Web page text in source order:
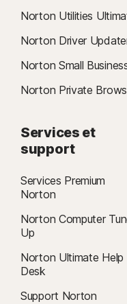
Norton Utilities
Norton Driver
Norton Small
Norton Private
Services et
support
Services Premium
Norton
Norton Computer
Up
Norton Ultimate Help
Desk
Support Norton